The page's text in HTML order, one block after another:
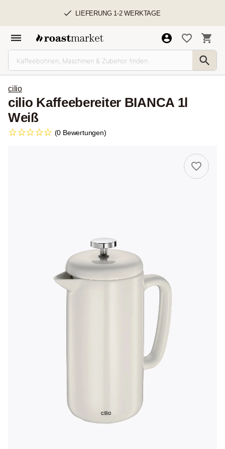
LIEFERUNG 1-2 WERKTAGE
cilio
cilio Kaffeebereiter BIANCA 1l
Weiß
(0 Bewertungen)